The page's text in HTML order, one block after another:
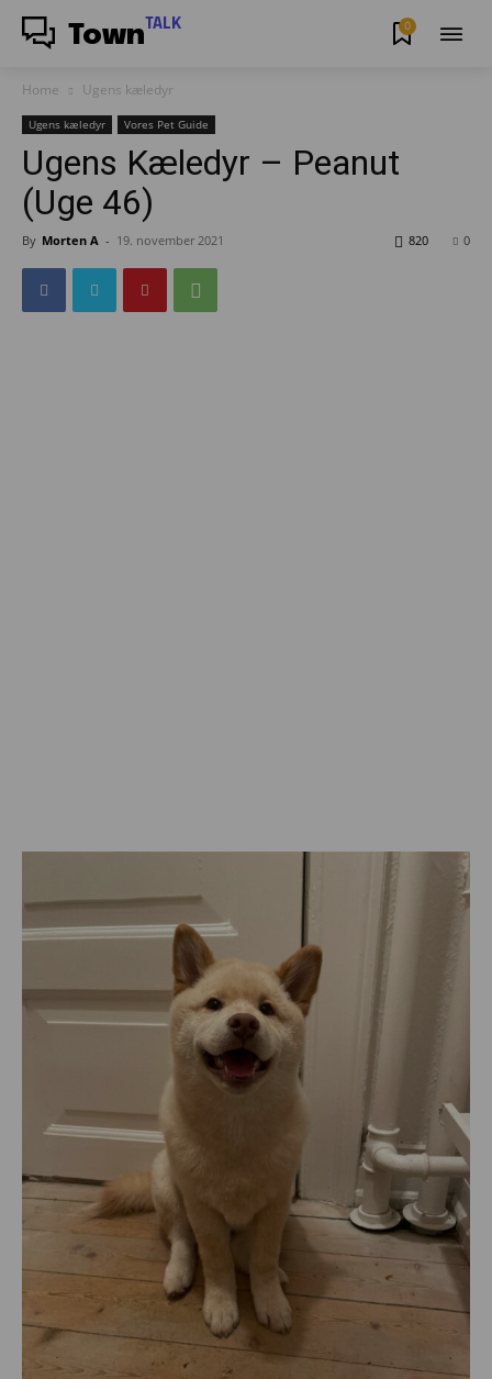
Town TALK 0
Home Ugens kæledyr
Ugens kæledyr Vores Pet Guide
Ugens Kæledyr – Peanut
(Uge 46)
By Morten A - 19. november 2021 0
820